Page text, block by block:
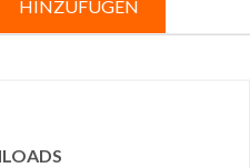
HINZUFÜGEN